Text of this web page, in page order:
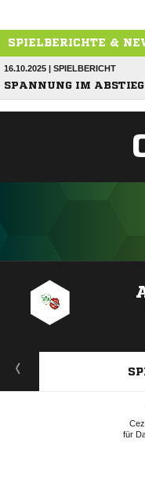
SPIELBERICHTE &
16.10.2025 | SPIELBERICHT
SPANNUNG IM
für